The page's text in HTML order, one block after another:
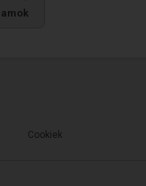
Cookiek